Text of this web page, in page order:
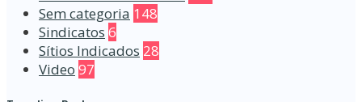
Sem categoria 148
Sindicatos 6
Sítios Indicados 28
Video 97